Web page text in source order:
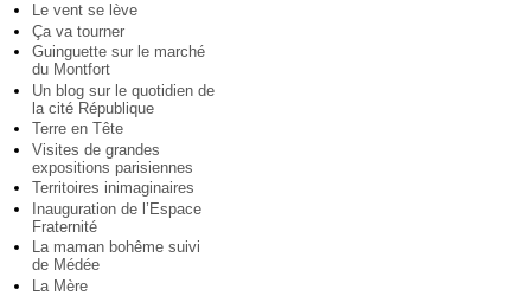
Le vent se lève
Ça va tourner
Guinguette sur le marché
du Montfort
Un blog sur le quotidien de
la cité République
Terre en Tête
Visites de grandes
expositions parisiennes
Territoires inimaginaires
Inauguration de l’Espace
Fraternité
La maman bohême suivi
de Médée
La Mère